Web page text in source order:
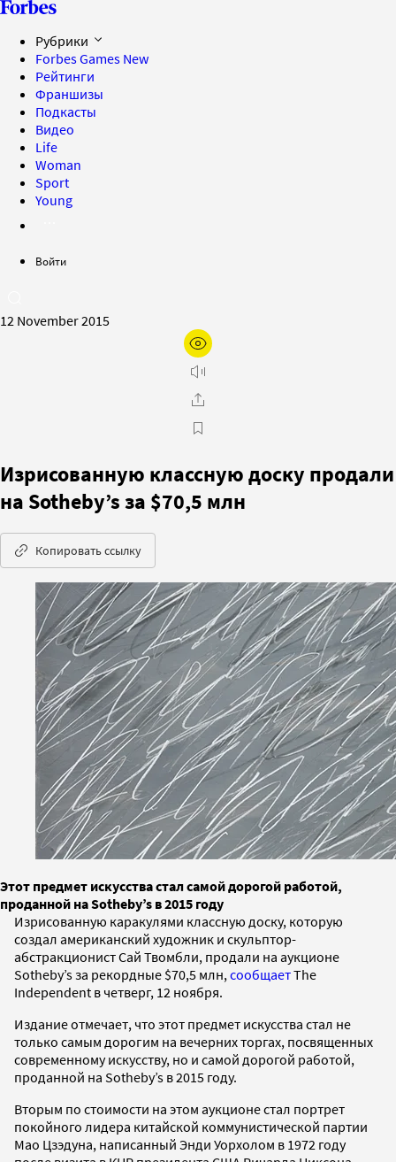
Рубрики
Forbes Games New
Рейтинги
Франшизы
Подкасты
Видео
Life
Woman
Sport
Young
Войти
12 November 2015
Изрисованную классную доску продали
на Sotheby’s за $70,5 млн
Копировать ссылку
Этот предмет искусства стал самой дорогой работой,
проданной на Sotheby’s в 2015 году
Изрисованную каракулями классную доску, которую
создал американский художник и скульптор-
абстракционист Сай Твомбли, продали на аукционе
Sotheby’s за рекордные $70,5 млн, сообщаетThe
Independent в четверг, 12 ноября.
Издание отмечает, что этот предмет искусства стал не
только самым дорогим на вечерних торгах, посвященных
современному искусству, но и самой дорогой работой,
проданной на Sotheby’s в 2015 году.
Вторым по стоимости на этом аукционе стал портрет
покойного лидера китайской коммунистической партии
Мао Цзэдуна, написанный Энди Уорхолом в 1972 году